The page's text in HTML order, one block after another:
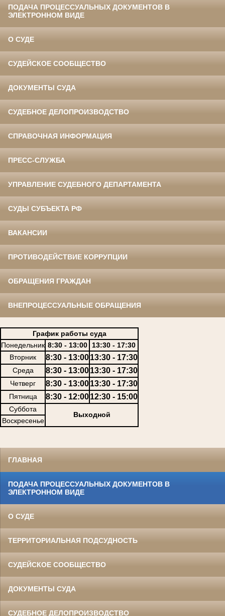
ПОДАЧА ПРОЦЕССУАЛЬНЫХ ДОКУМЕНТОВ В
ЭЛЕКТРОННОМ ВИДЕ
О СУДЕ
СУДЕЙСКОЕ СООБЩЕСТВО
ДОКУМЕНТЫ СУДА
СУДЕБНОЕ ДЕЛОПРОИЗВОДСТВО
СПРАВОЧНАЯ ИНФОРМАЦИЯ
ПРЕСС-СЛУЖБА
УПРАВЛЕНИЕ СУДЕБНОГО ДЕПАРТАМЕНТА
СУДЫ СУБЪЕКТА РФ
ВАКАНСИИ
ПРОТИВОДЕЙСТВИЕ КОРРУПЦИИ
ОБРАЩЕНИЯ ГРАЖДАН
ВНЕПРОЦЕССУАЛЬНЫЕ ОБРАЩЕНИЯ
График работы суда
Понедельник 8:30 - 13:00
13:30 - 17:30
Вторник
8:30 - 13:0013:30 - 17:30
Среда 8:30 - 13:0013:30 - 17:30
Четверг 8:30 - 13:0013:30 - 17:30
Пятница 8:30 - 12:0012:30 - 15:00
Суббота
Выходной
Воскресенье
ГЛАВНАЯ
ПОДАЧА ПРОЦЕССУАЛЬНЫХ ДОКУМЕНТОВ В
ЭЛЕКТРОННОМ ВИДЕ
О СУДЕ
ТЕРРИТОРИАЛЬНАЯ ПОДСУДНОСТЬ
СУДЕЙСКОЕ СООБЩЕСТВО
ДОКУМЕНТЫ СУДА
СУДЕБНОЕ ДЕЛОПРОИЗВОДСТВО